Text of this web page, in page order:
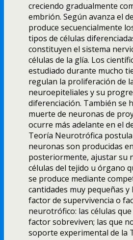
creciendo gradualmente
embrión. Según avanza el
produce secuencialmente
tipos de células
constituyen el sistema
células de la glí­a. Los
estudiado durante mucho
regulan la proliferación de
neuroepiteliales y su
diferenciación. También se
muerte de neuronas de
ocurre más adelante en el
Teorí­a Neurotrófica postula
neuronas son producidas
posteriormente, ajustar su
células del tejido u órgano
se produce mediante
cantidades muy pequeñas
factor de supervivencia o
neurotrófico: las células
factor sobreviven; las que
soporte experimental de la